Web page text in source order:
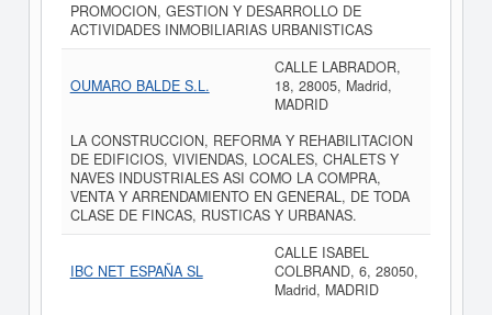
PROMOCION, GESTION Y DESARROLLO DE
ACTIVIDADES INMOBILIARIAS URBANISTICAS
OUMARO BALDE S.L.
CALLE LABRADOR,
18, 28005, Madrid,
MADRID
LA CONSTRUCCION, REFORMA Y REHABILITACION
DE EDIFICIOS, VIVIENDAS, LOCALES, CHALETS Y
NAVES INDUSTRIALES ASI COMO LA COMPRA,
VENTA Y ARRENDAMIENTO EN GENERAL, DE TODA
CLASE DE FINCAS, RUSTICAS Y URBANAS.
IBC NET ESPAÑA SL
CALLE ISABEL
COLBRAND, 6, 28050,
Madrid, MADRID